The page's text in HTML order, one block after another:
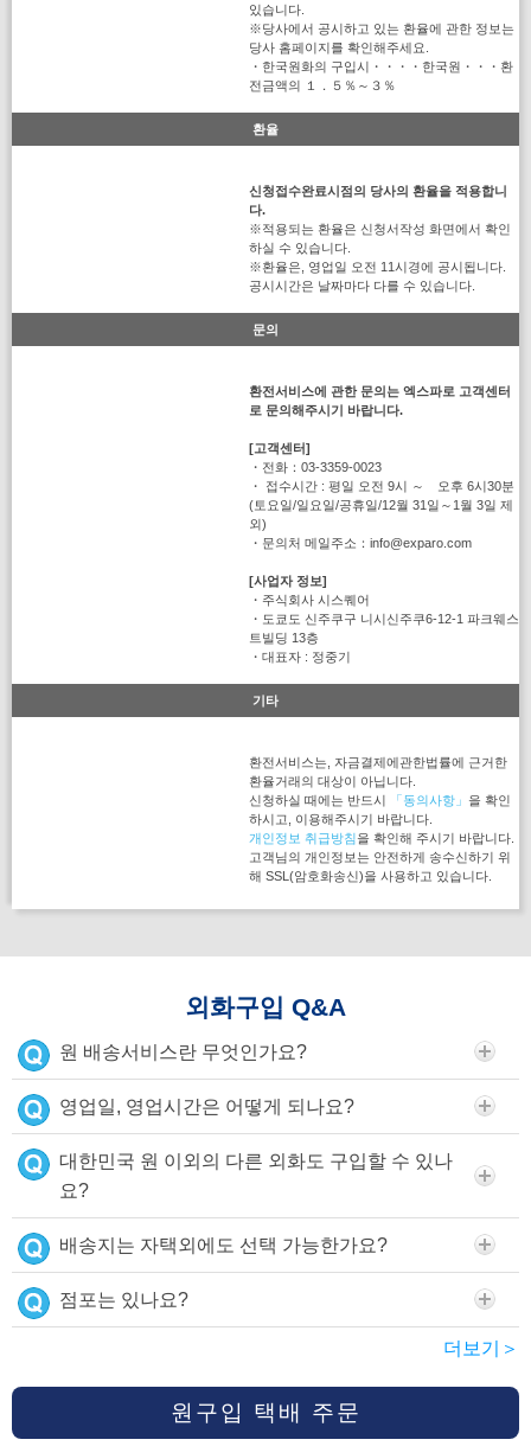
있습니다.
※당사에서 공시하고 있는 환율에 관한 정보는
당사 홈페이지를 확인해주세요.
・한국원화의 구입시・・・・한국원・・・환
전금액의 １．５％～３％
환율
신청접수완료시점의 당사의 환율을 적용합니
다.
※적용되는 환율은 신청서작성 화면에서 확인
하실 수 있습니다.
※환율은, 영업일 오전 11시경에 공시됩니다.
공시시간은 날짜마다 다를 수 있습니다.
문의
환전서비스에 관한 문의는 엑스파로 고객센터
로 문의해주시기 바랍니다.
[고객센터]
・전화：03-3359-0023
・ 접수시간 : 평일 오전 9시 ～ 오후 6시30분
(토요일/일요일/공휴일/12월 31일～1월 3일 제
외)
・문의처 메일주소：info@exparo.com
[사업자 정보]
・주식회사 시스퀘어
・도쿄도 신주쿠구 니시신주쿠6-12-1 파크웨스
트빌딩 13층
・대표자 : 정중기
기타
환전서비스는, 자금결제에관한법률에 근거한
환율거래의 대상이 아닙니다.
신청하실 때에는 반드시
「동의사항」 을 확인
하시고, 이용해주시기 바랍니다.
개인정보 취급방침을 확인해 주시기 바랍니다.
고객님의 개인정보는 안전하게 송수신하기 위
해 SSL(암호화송신)을 사용하고 있습니다.
외화구입 Q&A
원 배송서비스란 무엇인가요?
영업일, 영업시간은 어떻게 되나요?
대한민국 원 이외의 다른 외화도 구입할 수 있나
요?
배송지는 자택외에도 선택 가능한가요?
점포는 있나요?
더보기＞
원구입 택배 주문